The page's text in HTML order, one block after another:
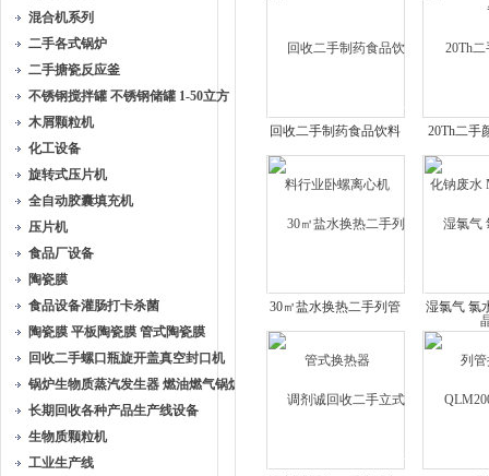
混合机系列
二手各式锅炉
二手搪瓷反应釜
不锈钢搅拌罐 不锈钢储罐 1-50立方
木屑颗粒机
化工设备
旋转式压片机
全自动胶囊填充机
压片机
食品厂设备
陶瓷膜
食品设备灌肠打卡杀菌
陶瓷膜 平板陶瓷膜 管式陶瓷膜
回收二手螺口瓶旋开盖真空封口机
锅炉生物质蒸汽发生器 燃油燃气锅炉
长期回收各种产品生产线设备
生物质颗粒机
工业生产线
回收二手制药食品饮料
行业卧螺离心机
20Th二手
钠废水
30㎡盐水换热二手列管
式换热器
湿氯气 氯
管